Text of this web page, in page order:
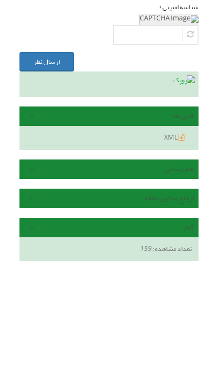
شناسه امنیتی *
ارسال نظر
فایل ها
هم رسانی
ارجاع به این مقاله
آمار
تعداد مشاهده:159